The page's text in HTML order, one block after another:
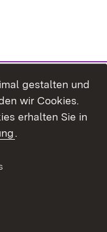
gestalten und
wir Cookies.
erhalten Sie in
.